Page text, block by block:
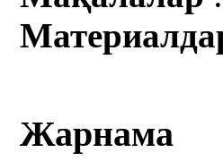
Жарнама